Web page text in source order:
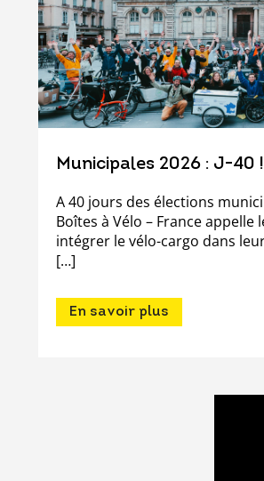
Municipales 2026 : J-40 !
A 40 jours des élections
Boîtes à Vélo – France appelle
intégrer le vélo-cargo dans
[…]
En savoir plus